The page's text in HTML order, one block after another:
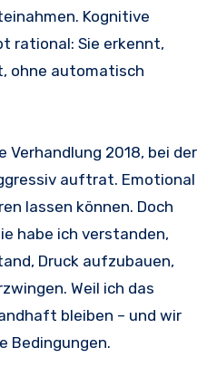
Kognitive
rational: Sie erkennt,
ohne automatisch
Verhandlung 2018, bei der
auftrat. Emotional
lassen können. Doch
habe ich verstanden,
Druck aufzubauen,
Weil ich das
bleiben – und wir
Bedingungen.